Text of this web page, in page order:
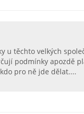
u těchto velkých
podmínky apozdě
pro ně jde dělat....